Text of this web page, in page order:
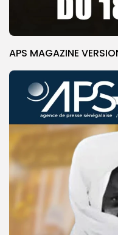
APS MAGAZINE